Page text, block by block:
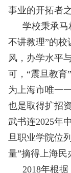
事业的开拓者之
学校秉承马
不讲教理”的
风，办学水平
可，“震旦教育
为上海市唯一
也是取得扩招
武书连2025年
旦职业学院位
量”摘得上海民
2018年根